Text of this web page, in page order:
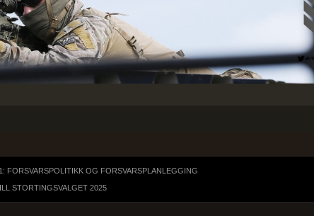
FORSVARSPOLITIKK OG FORSVARSPLANLEGGING
STORTINGSVALGET 2025